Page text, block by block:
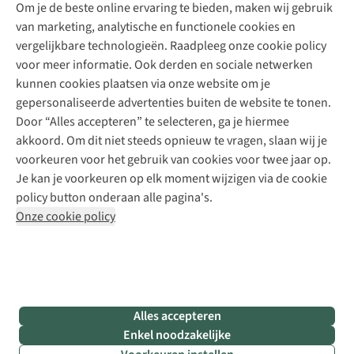
Om je de beste online ervaring te bieden, maken wij gebruik
van marketing, analytische en functionele cookies en
vergelijkbare technologieën. Raadpleeg onze cookie policy
voor meer informatie. Ook derden en sociale netwerken
kunnen cookies plaatsen via onze website om je
gepersonaliseerde advertenties buiten de website te tonen.
Door “Alles accepteren” te selecteren, ga je hiermee
akkoord. Om dit niet steeds opnieuw te vragen, slaan wij je
voorkeuren voor het gebruik van cookies voor twee jaar op.
Je kan je voorkeuren op elk moment wijzigen via de cookie
policy button onderaan alle pagina's.
Onze cookie policy
Alles accepteren
Enkel noodzakelijke
Schoenherstelling
Kledingherstelling
Retouches
Voor bedrijven
Explore Camp
Gear Check
Inspiratie & advies
Meld je aan voor de nieuwsbrief
Follow us
Disclaimer Privacy Policy
Algemene voorwaarden
Cookie Policy